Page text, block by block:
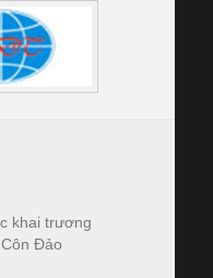
khai trương
Đảo